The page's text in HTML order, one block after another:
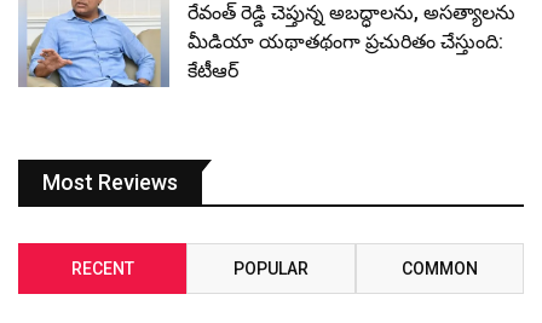
రేవంత్ రెడ్డి చెప్తున్న అబద్ధాలను, అసత్యాలను
మీడియా యథాతథంగా ప్రచురితం చేస్తుంది:
కేటీఆర్
Most Reviews
RECENT POPULAR COMMON